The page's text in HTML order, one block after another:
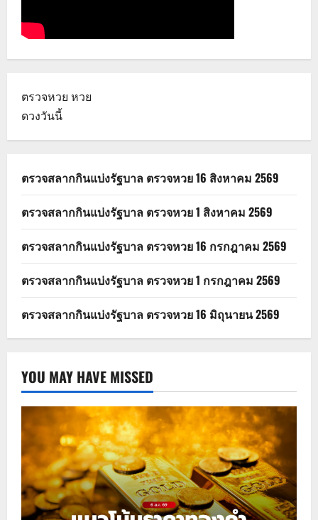
ตรวจหวย หวย
ดวงวันนี้
ตรวจสลากกินแบ่งรัฐบาล ตรวจหวย 16 สิงหาคม 2569
ตรวจสลากกินแบ่งรัฐบาล ตรวจหวย 1 สิงหาคม 2569
ตรวจสลากกินแบ่งรัฐบาล ตรวจหวย 16 กรกฎาคม 2569
ตรวจสลากกินแบ่งรัฐบาล ตรวจหวย 1 กรกฎาคม 2569
ตรวจสลากกินแบ่งรัฐบาล ตรวจหวย 16 มิถุนายน 2569
YOU MAY HAVE MISSED